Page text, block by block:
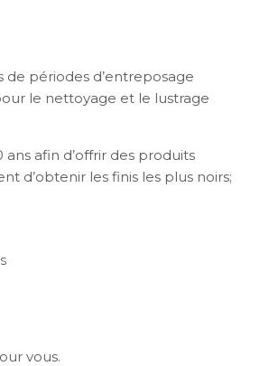
périodes d’entreposage
le nettoyage et le lustrage
afin d’offrir des produits
d’obtenir les finis les plus noirs;
vous.